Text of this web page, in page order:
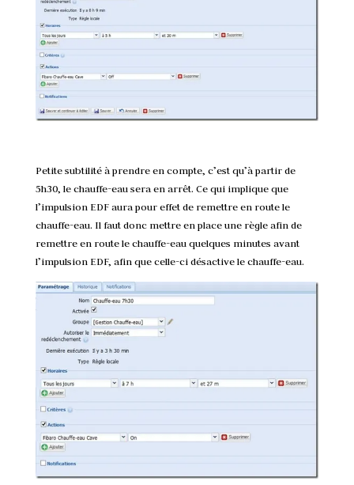
Petite subtilité à prendre en compte, c’est qu’à partir de
5h30, le chauffe-eau sera en arrêt. Ce qui implique que
l’impulsion EDF aura pour effet de remettre en route le
chauffe-eau. Il faut donc mettre en place une règle afin de
remettre en route le chauffe-eau quelques minutes avant
l’impulsion EDF, afin que celle-ci désactive le chauffe-eau.